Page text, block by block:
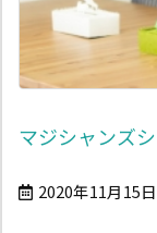
マジシャンズ
2020年11月15日